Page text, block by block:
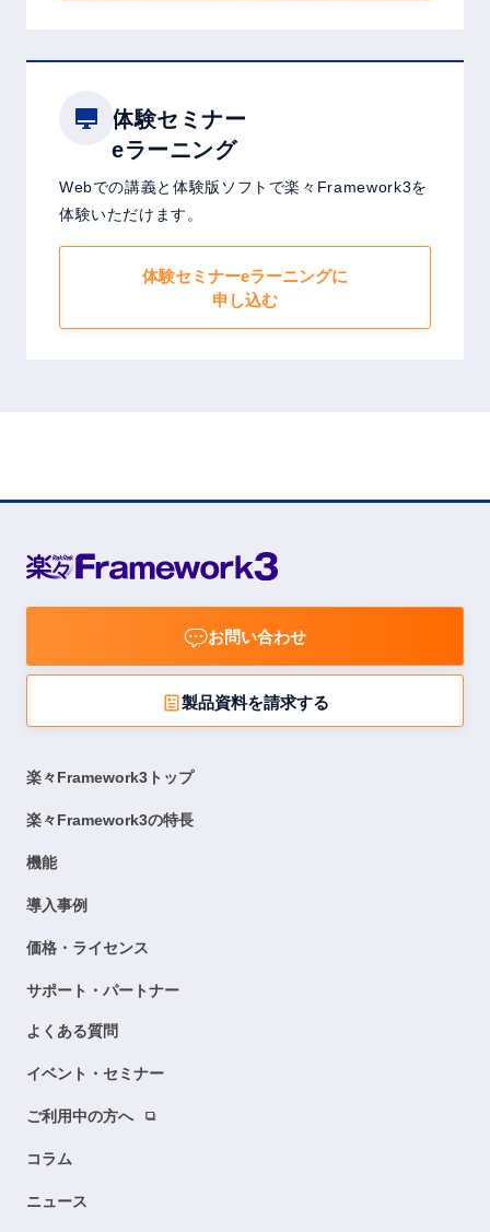
体験セミナー
eラーニング
Webでの講義と体験版ソフトで楽々Framework3を
体験いただけます。
体験セミナーeラーニングに
申し込む
お問い合わせ
製品資料を請求する
楽々Framework3トップ
楽々Framework3の特長
機能
導入事例
価格・ライセンス
サポート・パートナー
よくある質問
イベント・セミナー
ご利用中の方へ
コラム
ニュース